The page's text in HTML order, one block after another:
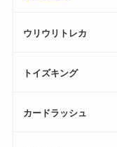
ウリウリトレカ
トイズキング
カードラッシュ